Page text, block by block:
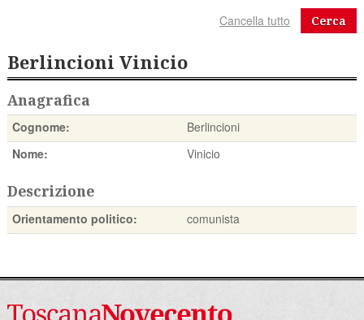
Cerca
Berlincioni Vinicio
Anagrafica
Cognome:
Berlincioni
Nome:
Vinicio
Descrizione
Orientamento politico: comunista